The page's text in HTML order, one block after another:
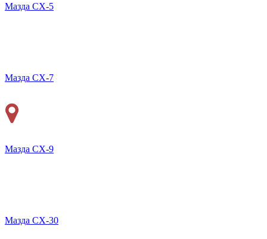
Мазда СХ-5
Мазда CX-7
Мазда СХ-9
Мазда CX-30